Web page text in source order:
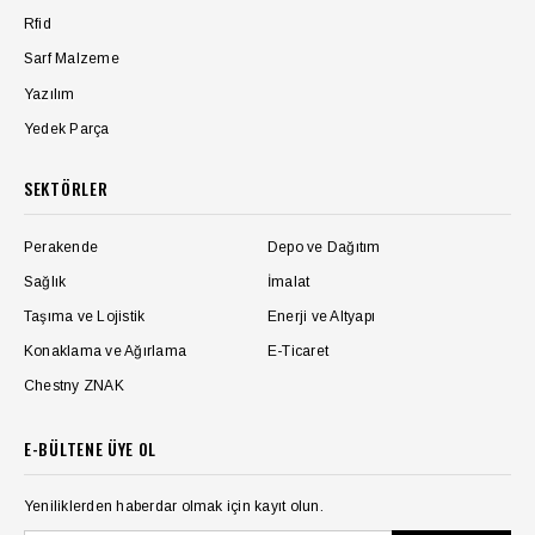
Rfid
Sarf Malzeme
Yazılım
Yedek Parça
SEKTÖRLER
Perakende Depo ve Dağıtım
Sağlık İmalat
Taşıma ve Lojistik Enerji ve Altyapı
Konaklama ve Ağırlama E-Ticaret
Chestny ZNAK
E-BÜLTENE ÜYE OL
Yeniliklerden haberdar olmak için kayıt olun.